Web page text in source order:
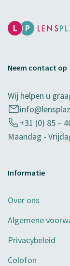
Neem contact op
Wij helpen u
+31 (0) 85 –
Maandag -
Informatie
Over ons
Algemene
Privacybeleid
Colofon